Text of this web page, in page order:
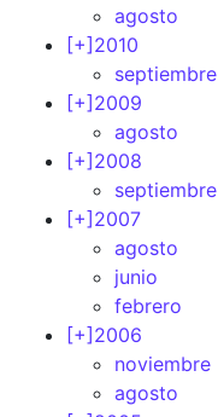
agosto
[+] 2010
septiembre
[+] 2009
agosto
[+] 2008
septiembre
[+] 2007
agosto
junio
febrero
[+] 2006
noviembre
agosto